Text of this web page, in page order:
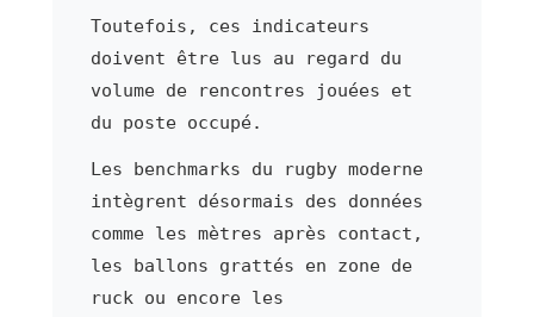
Toutefois, ces indicateurs
doivent être lus au regard du
volume de rencontres jouées et
du poste occupé.
Les benchmarks du rugby moderne
intègrent désormais des données
comme les mètres après contact,
les ballons grattés en zone de
ruck ou encore les